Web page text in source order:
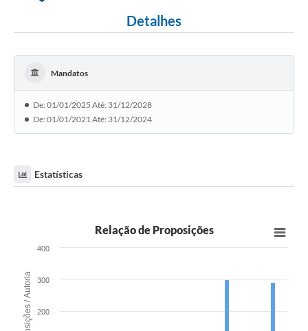
Detalhes
Mandatos
De: 01/01/2025 Até: 31/12/2028
De: 01/01/2021 Até: 31/12/2024
Estatísticas
Proposições / Autoria
Relação de Proposições
200
300
400